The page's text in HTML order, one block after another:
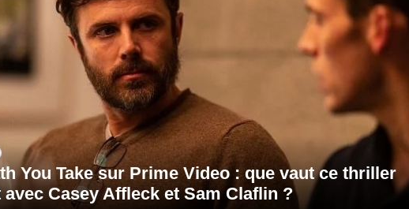
You Take sur Prime Video : que vaut ce thriller
Casey Affleck et Sam Claflin ?